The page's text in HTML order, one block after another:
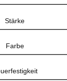
Stärke
Farbe